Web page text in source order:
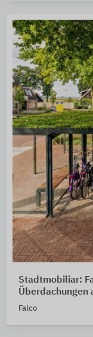
Stadtmobiliar:
Überdachungen
Falco